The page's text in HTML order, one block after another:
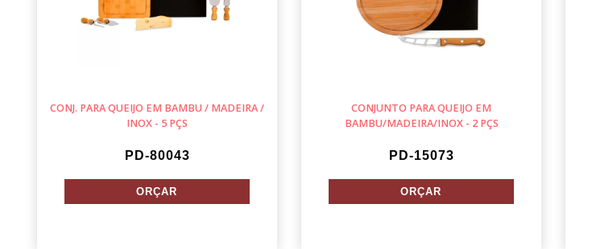
CONJ. PARA QUEIJO EM BAMBU / MADEIRA /
INOX - 5 PÇS
PD-80043
CONJUNTO PARA QUEIJO EM
BAMBU/MADEIRA/INOX - 2 PÇS
PD-15073